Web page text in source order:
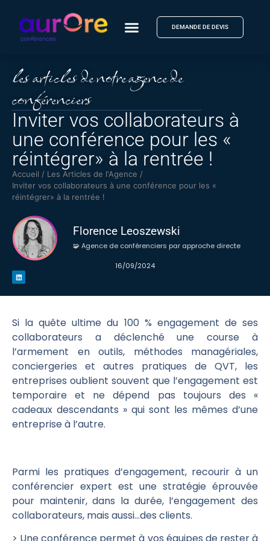
DEMANDE DE DEVIS
les articles de notre agence de
conférenciers
Inviter vos collaborateurs à
une conférence pour les «
réintégrer» à la rentrée !
Accueil / Les Articles de l'Agence /
Inviter vos collaborateurs à une conférence pour les «
réintégrer» à la rentrée !
Florence Leoszewski
🧩 Agence de conférenciers par approche directe
16/09/2024
Si la quête ultime du 100 % engagement de ses
collaborateurs a déclenché une course à
l’armement en outils, méthodes managériales,
conciergeries et autres pratiques de QVT, les
entreprises oublient souvent que l’engagement est
temporaire et ne dépend pas toujours des «
cadeaux descendants » qui sont les mêmes d’une
entreprise à l’autre.
Parmi les pratiques d’engagement, recourir à un
conférencier expert est une stratégie éprouvée
pour maintenir, dans la durée, l’engagement des
collaborateurs, mais aussi…des clients.